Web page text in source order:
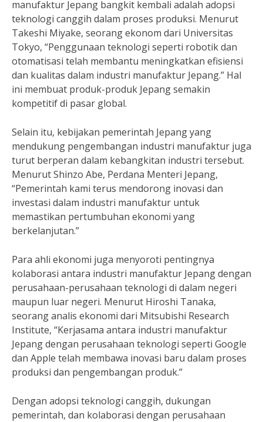
manufaktur Jepang bangkit kembali adalah adopsi
teknologi canggih dalam proses produksi. Menurut
Takeshi Miyake, seorang ekonom dari Universitas
Tokyo, “Penggunaan teknologi seperti robotik dan
otomatisasi telah membantu meningkatkan efisiensi
dan kualitas dalam industri manufaktur Jepang.” Hal
ini membuat produk-produk Jepang semakin
kompetitif di pasar global.
Selain itu, kebijakan pemerintah Jepang yang
mendukung pengembangan industri manufaktur juga
turut berperan dalam kebangkitan industri tersebut.
Menurut Shinzo Abe, Perdana Menteri Jepang,
“Pemerintah kami terus mendorong inovasi dan
investasi dalam industri manufaktur untuk
memastikan pertumbuhan ekonomi yang
berkelanjutan.”
Para ahli ekonomi juga menyoroti pentingnya
kolaborasi antara industri manufaktur Jepang dengan
perusahaan-perusahaan teknologi di dalam negeri
maupun luar negeri. Menurut Hiroshi Tanaka,
seorang analis ekonomi dari Mitsubishi Research
Institute, “Kerjasama antara industri manufaktur
Jepang dengan perusahaan teknologi seperti Google
dan Apple telah membawa inovasi baru dalam proses
produksi dan pengembangan produk.”
Dengan adopsi teknologi canggih, dukungan
pemerintah, dan kolaborasi dengan perusahaan